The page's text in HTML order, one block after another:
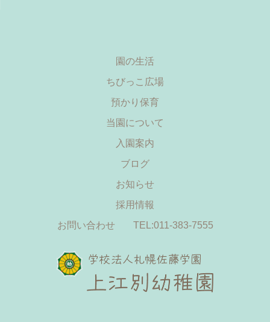
園の生活
ちびっこ広場
預かり保育
当園について
入園案内
ブログ
お知らせ
採用情報
お問い合わせ
TEL:011-383-7555